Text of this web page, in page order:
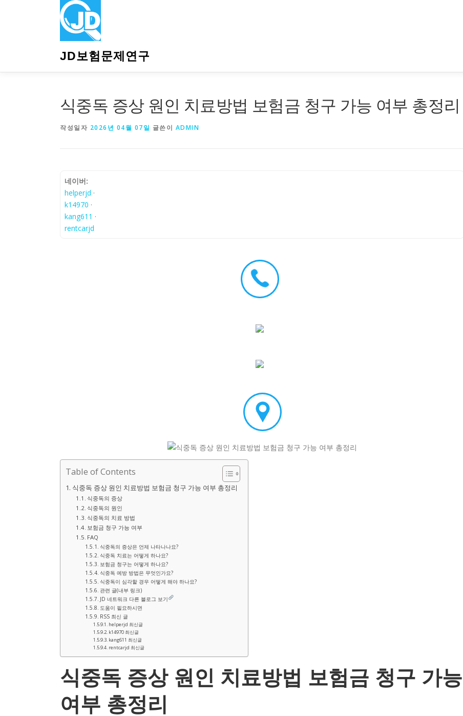
JD보험문제연구
식중독 증상 원인 치료방법 보험금 청구 가능 여부 총정리
작성일자 2026년 04월 07일 글쓴이 ADMIN
네이버:
helperjd ·
k14970 ·
kang611 ·
rentcarjd
Table of Contents
식중독 증상 원인 치료방법 보험금 청구 가능 여부 총정리
식중독의 증상
식중독의 원인
식중독의 치료 방법
보험금 청구 가능 여부
FAQ
식중독의 증상은 언제 나타나나요?
식중독 치료는 어떻게 하나요?
보험금 청구는 어떻게 하나요?
식중독 예방 방법은 무엇인가요?
식중독이 심각할 경우 어떻게 해야 하나요?
관련 글(내부 링크)
JD 네트워크 다른 블로그 보기
도움이 필요하시면
RSS 최신 글
helperjd 최신글
k14970 최신글
kang611 최신글
rentcarjd 최신글
식중독 증상 원인 치료방법 보험금 청구 가능
여부 총정리